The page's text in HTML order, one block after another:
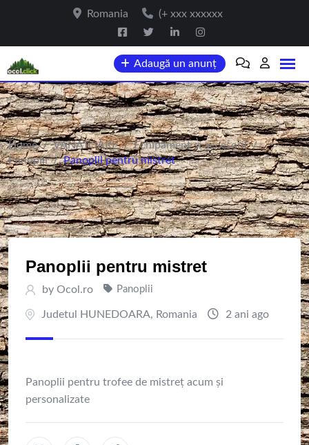
Romania (+ xxx xxxxxx
Adaugă un anunț
Home / VANATOARE / Echipament si accesorii /
Panoplii / Panoplii pentru mistret
Panoplii pentru mistret
by Ocol.ro Panoplii
Judetul HUNEDOARA, Romania 2 ani ago
Panoplii pentru trofee de mistreț acum și
personalizate